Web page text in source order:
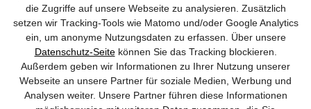
die Zugriffe auf unsere Webseite zu analysieren. Zusätzlich
setzen wir Tracking-Tools wie Matomo und/oder Google Analytics
ein, um anonyme Nutzungsdaten zu erfassen. Über unsere
Datenschutz-Seitekönnen Sie das Tracking blockieren.
Außerdem geben wir Informationen zu Ihrer Nutzung unserer
Webseite an unsere Partner für soziale Medien, Werbung und
Analysen weiter. Unsere Partner führen diese Informationen
Sehr gut
6.0 Gesamtbewertung
Pension Niederreiter